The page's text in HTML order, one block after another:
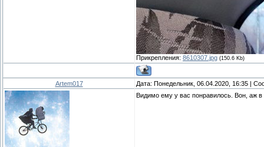
Прикрепления: 8610307.jpg (150.6 Kb)
Artem017 Дата: Понедельник, 06.04.2020, 16:35 |
Видимо ему у вас понравилось. Вон, аж